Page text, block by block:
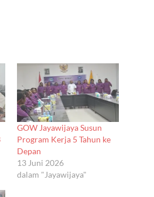
GOW Jayawijaya Susun
Program Kerja 5 Tahun ke
Depan
13 Juni 2026
dalam "Jayawijaya"